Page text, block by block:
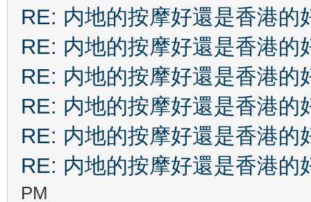
RE: 内地的按摩好還是香港的
RE: 内地的按摩好還是香港的
RE: 内地的按摩好還是香港的
RE: 内地的按摩好還是香港的
RE: 内地的按摩好還是香港的
RE: 内地的按摩好還是香港的
PM